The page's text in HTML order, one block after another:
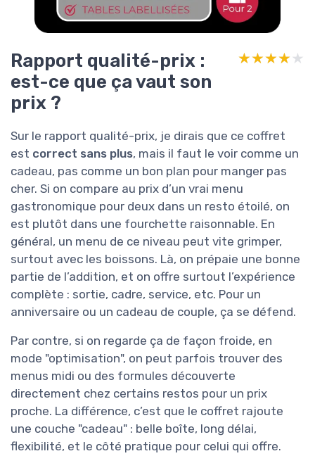
Rapport qualité-prix :
est-ce que ça vaut son
prix ?
★★★★★
★★★★★
Sur le rapport qualité-prix, je dirais que ce coffret
est correct sans plus, mais il faut le voir comme un
cadeau, pas comme un bon plan pour manger pas
cher. Si on compare au prix d’un vrai menu
gastronomique pour deux dans un resto étoilé, on
est plutôt dans une fourchette raisonnable. En
général, un menu de ce niveau peut vite grimper,
surtout avec les boissons. Là, on prépaie une bonne
partie de l’addition, et on offre surtout l’expérience
complète : sortie, cadre, service, etc. Pour un
anniversaire ou un cadeau de couple, ça se défend.
Par contre, si on regarde ça de façon froide, en
mode "optimisation", on peut parfois trouver des
menus midi ou des formules découverte
directement chez certains restos pour un prix
proche. La différence, c’est que le coffret rajoute
une couche "cadeau" : belle boîte, long délai,
flexibilité, et le côté pratique pour celui qui offre.